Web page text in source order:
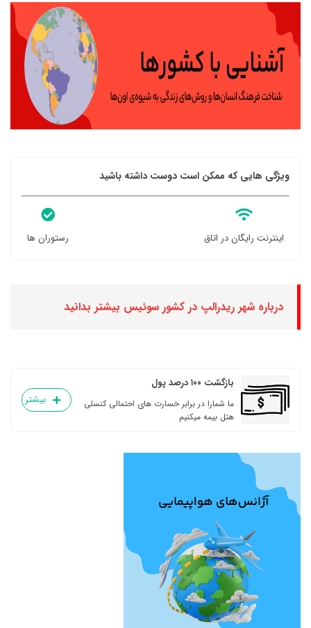
ویژگی هایی که ممکن است دوست داشته باشید
اینترنت رایگان در اتاق رستوران ها
درباره شهر ریدرالپ در کشور سوئیس بیشتر بدانید
بازگشت ۱۰۰ درصد پول
ما شمارا در برابر خسارت های احتمالی کنسلی
هتل بیمه میکنیم
بیشتر